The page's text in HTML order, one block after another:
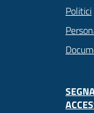
Politici